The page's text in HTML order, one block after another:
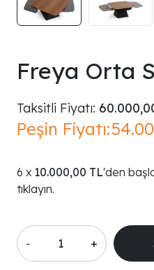
Freya Orta
Taksitli Fiyatı:
Peşin Fiyatı:
10.000,00 TL'den
tıklayın.
- +